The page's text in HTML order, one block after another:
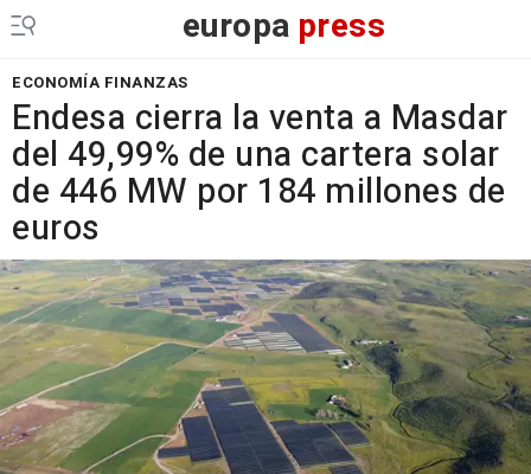
europa press
ECONOMÍA FINANZAS
Endesa cierra la venta a Masdar
del 49,99% de una cartera solar
de 446 MW por 184 millones de
euros